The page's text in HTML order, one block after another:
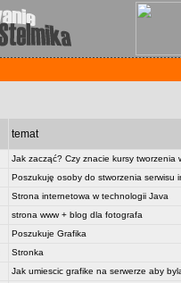
temat
Jak zacząć? Czy znacie kursy tworzenia
Poszukuję osoby do stworzenia serwisu
Strona internetowa w technologii Java
strona www + blog dla fotografa
Poszukuje Grafika
Stronka
Jak umiescic grafike na serwerze aby